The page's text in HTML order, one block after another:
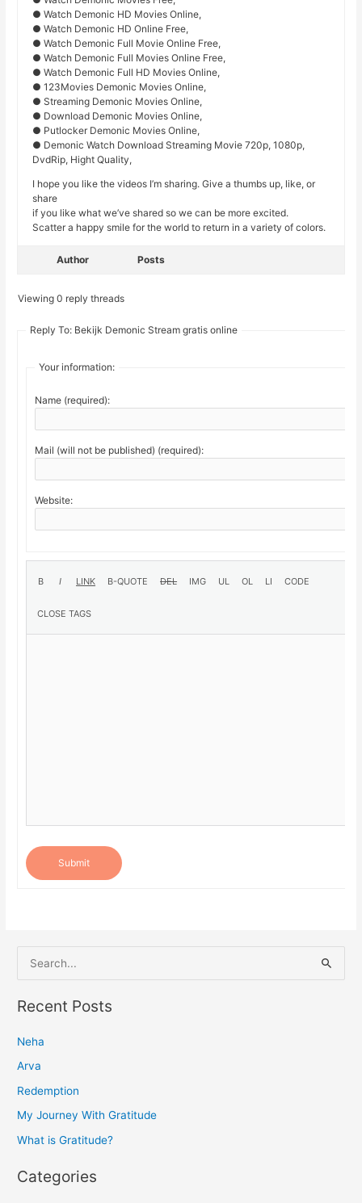
● Watch Demonic HD Movies Online,
● Watch Demonic HD Online Free,
● Watch Demonic Full Movie Online Free,
● Watch Demonic Full Movies Online Free,
● Watch Demonic Full HD Movies Online,
● 123Movies Demonic Movies Online,
● Streaming Demonic Movies Online,
● Download Demonic Movies Online,
● Putlocker Demonic Movies Online,
● Demonic Watch Download Streaming Movie 720p, 1080p,
DvdRip, Hight Quality,
I hope you like the videos I’m sharing. Give a thumbs up, like, or
share
if you like what we’ve shared so we can be more excited.
Scatter a happy smile for the world to return in a variety of colors.
Author Posts
Viewing 0 reply threads
Reply To: Bekijk Demonic Stream gratis online
Your information:
Name (required):
Mail (will not be published) (required):
Website:
Submit
e
a
c
h
f
o
Recent Posts
Neha
Arva
Redemption
My Journey With Gratitude
What is Gratitude?
Categories